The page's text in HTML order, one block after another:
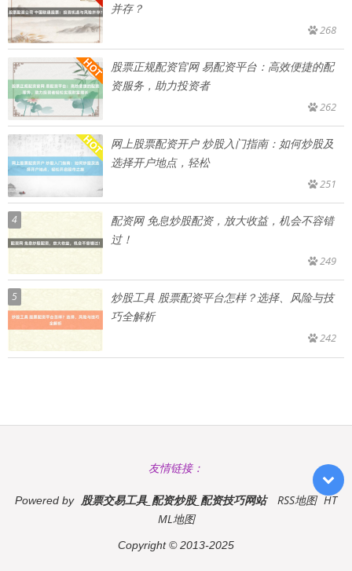
并存？
268
股票正规配资官网 易配资平台：高效便捷的配
资服务，助力投资者
262
网上股票配资开户 炒股入门指南：如何炒股及
选择开户地点，轻松
251
4
配资网 免息炒股配资，放大收益，机会不容错
过！
249
5
炒股工具 股票配资平台怎样？选择、风险与技
巧全解析
242
友情链接：
Powered by 股票交易工具_配资炒股_配资技巧网站 RSS地图 HT
ML地图
Copyright© 2013-2025